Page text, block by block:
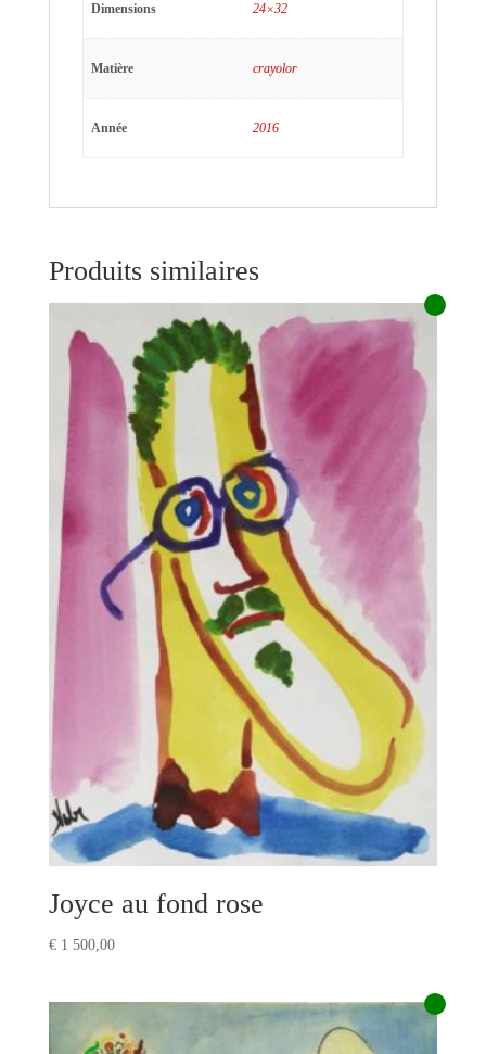
Dimensions 24×32
Matière crayolor
Année 2016
Produits similaires
Joyce au fond rose
€1 500,00